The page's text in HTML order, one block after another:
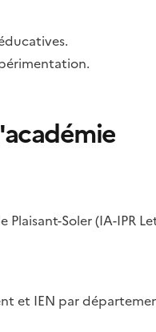
Plaisant-Soler (IA-IPR
et IEN par